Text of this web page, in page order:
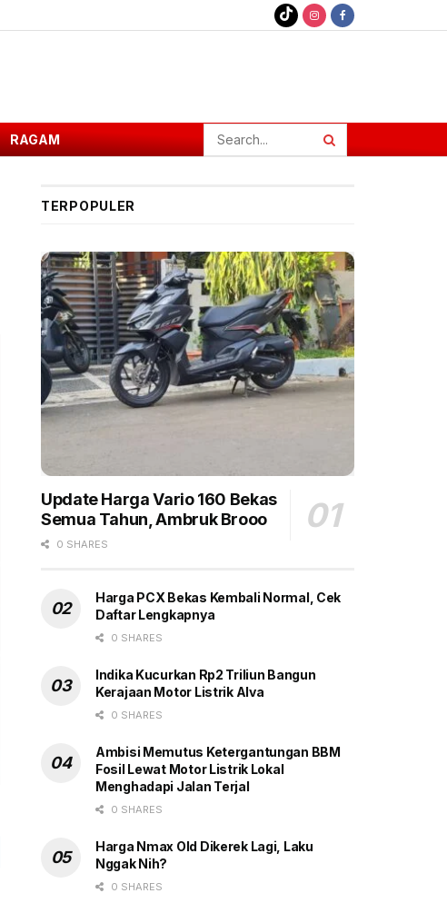
RAGAM
TERPOPULER
Update Harga Vario 160 Bekas
Semua Tahun, Ambruk Brooo
0 SHARES
Harga PCX Bekas Kembali Normal, Cek
Daftar Lengkapnya
0 SHARES
Indika Kucurkan Rp2 Triliun Bangun
Kerajaan Motor Listrik Alva
0 SHARES
Ambisi Memutus Ketergantungan BBM
Fosil Lewat Motor Listrik Lokal
Menghadapi Jalan Terjal
0 SHARES
Harga Nmax Old Dikerek Lagi, Laku
Nggak Nih?
0 SHARES